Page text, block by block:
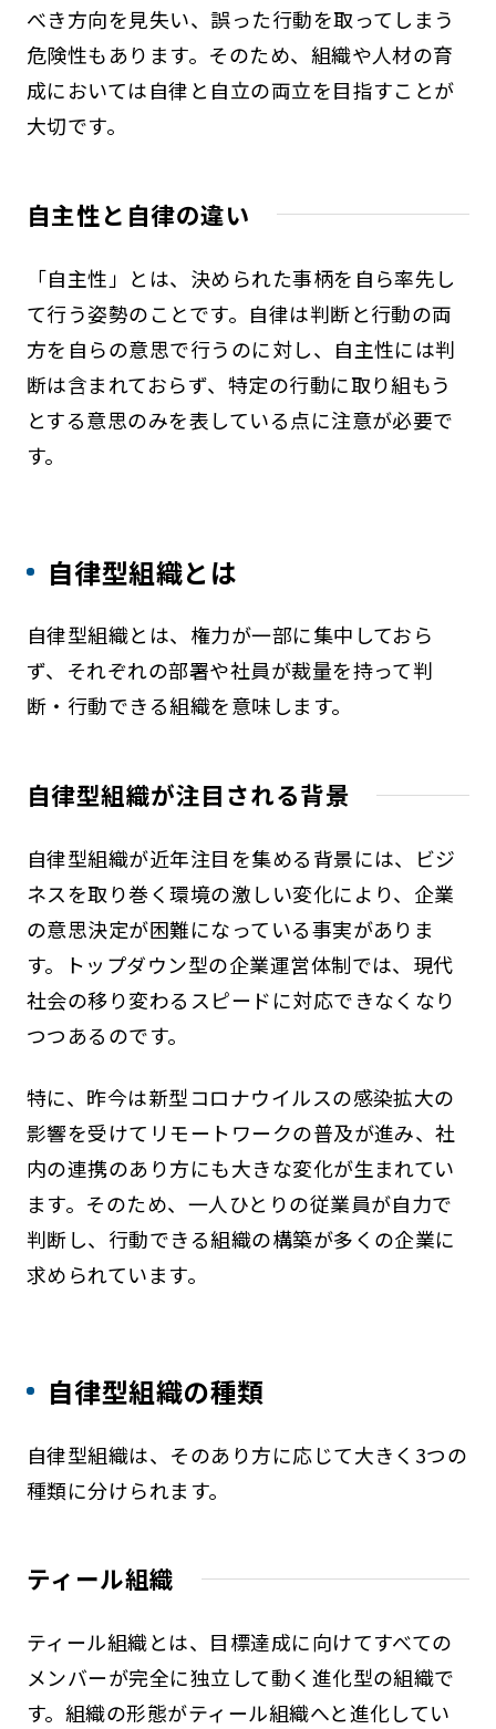
べき方向を見失い、誤った行動を取ってしまう
危険性もあります。そのため、組織や人材の育
成においては自律と自立の両立を目指すことが
大切です。
自主性と自律の違い
「自主性」とは、決められた事柄を自ら率先し
て行う姿勢のことです。自律は判断と行動の両
方を自らの意思で行うのに対し、自主性には判
断は含まれておらず、特定の行動に取り組もう
とする意思のみを表している点に注意が必要で
す。
自律型組織とは
自律型組織とは、権力が一部に集中しておら
ず、それぞれの部署や社員が裁量を持って判
断・行動できる組織を意味します。
自律型組織が注目される背景
自律型組織が近年注目を集める背景には、ビジ
ネスを取り巻く環境の激しい変化により、企業
の意思決定が困難になっている事実がありま
す。トップダウン型の企業運営体制では、現代
社会の移り変わるスピードに対応できなくなり
つつあるのです。
特に、昨今は新型コロナウイルスの感染拡大の
影響を受けてリモートワークの普及が進み、社
内の連携のあり方にも大きな変化が生まれてい
ます。そのため、一人ひとりの従業員が自力で
判断し、行動できる組織の構築が多くの企業に
求められています。
自律型組織の種類
自律型組織は、そのあり方に応じて大きく3つの
種類に分けられます。
ティール組織
ティール組織とは、目標達成に向けてすべての
メンバーが完全に独立して動く進化型の組織で
す。組織の形態がティール組織へと進化してい